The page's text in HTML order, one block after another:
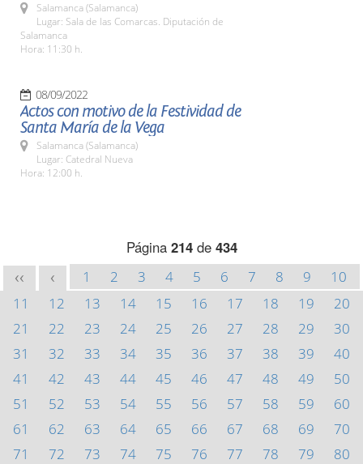
Salamanca (Salamanca)
Lugar: Sala de las Comarcas. Diputación de
Salamanca
Hora: 11:30 h.
08/09/2022
Actos con motivo de la Festividad de
Santa María de la Vega
Salamanca (Salamanca)
Lugar: Catedral Nueva
Hora: 12:00 h.
Página 214de 434
<< < 1 2 3 4 5 6 7 8 9
10
11
12 13 14 15 16 17 18 19
20
21
22 23 24 25 26 27 28 29
30
31
32 33 34 35 36 37 38 39
40
41
42 43 44 45 46 47 48 49
50
51
52 53 54 55 56 57 58 59
60
61
62 63 64 65 66 67 68 69
70
71
72 73 74 75 76 77 78 79
80